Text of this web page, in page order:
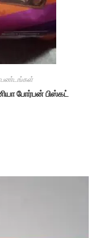
போர்பன் பிஸ்கட்